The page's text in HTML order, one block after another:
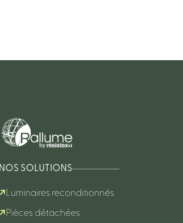
NOS SOLUTIONS
Luminaires reconditionnés
Pièces détachées